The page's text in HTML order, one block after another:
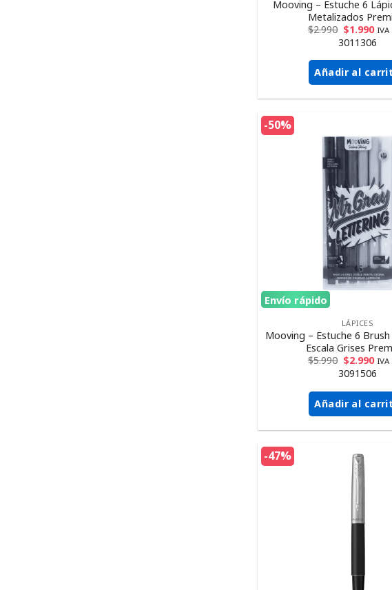
Mooving – Estuche 6
Metalizados
$2.990 $1.990 IVA
3011306
Añadir al
-50%
Envío rápido
LÁPICES
Mooving – Estuche 6
Escala Grises
$5.990 $2.990 IVA
3091506
Añadir al
-47%